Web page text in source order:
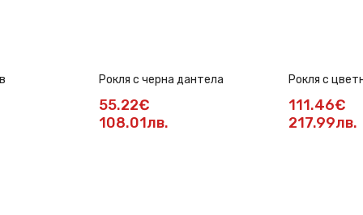
Рокля с черна дантела
55.22€
108.01лв.
Рокля с
солей пола
111.46€
217.99лв.